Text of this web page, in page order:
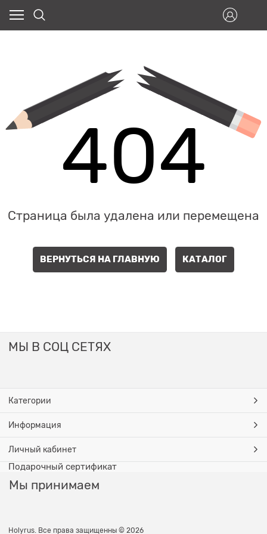
404
Страница была удалена или перемещена
ВЕРНУТЬСЯ НА ГЛАВНУЮ КАТАЛОГ
МЫ В СОЦ СЕТЯХ
Категории
Информация
Личный кабинет
Подарочный сертификат
Мы принимаем
Holyrus. Все права защищенны © 2026